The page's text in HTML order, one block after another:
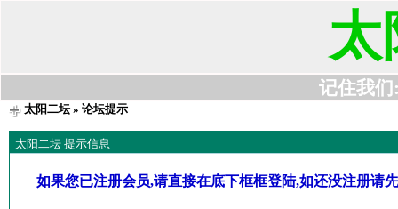
太
记住我们
太阳二坛» 论坛提示
太阳二坛 提示信息
如果您已注册会员,请直接在底下框框登陆,如还没注册请